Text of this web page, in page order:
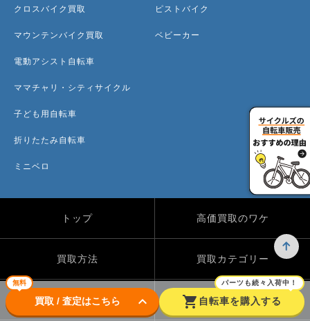
無料
買取 / 査定はこちら keyboard_arrow_down shopping_cart
パーツも続々入荷中！
自転車を購入する
クロスバイク買取
マウンテンバイク買取
電動アシスト自転車
ママチャリ・シティサイクル
子ども用自転車
折りたたみ自転車
ミニベロ
ピストバイク
ベビーカー
トップ 高価買取のワケ
買取方法 買取カテゴリー
買取実績 自転車のコラム